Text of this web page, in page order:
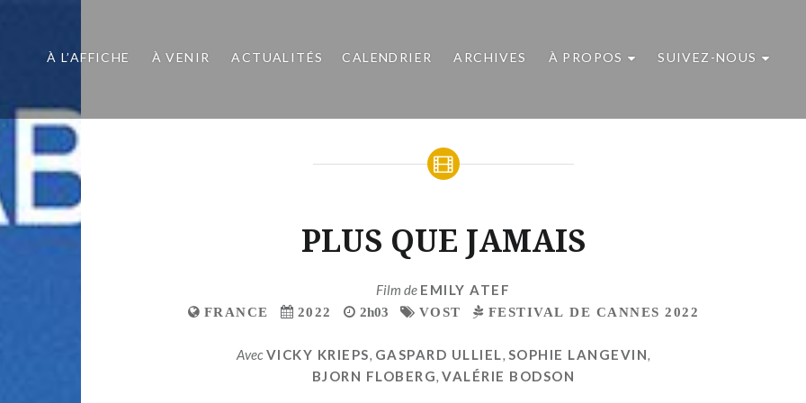
À L’AFFICHE À VENIR ACTUALITÉS CALENDRIER ARCHIVES À PROPOS SUIVEZ-NOUS
PLUS QUE JAMAIS
Film de EMILY ATEF
FRANCE 2022 2h03 VOST FESTIVAL DE CANNES 2022
AvecVICKY KRIEPS GASPARD ULLIEL SOPHIE LANGEVIN
BJORN FLOBERG ,VALÉRIE BODSON